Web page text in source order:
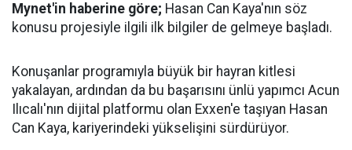
Mynet'in haberine göre; Hasan Can Kaya'nın söz
konusu projesiyle ilgili ilk bilgiler de gelmeye başladı.
Konuşanlar programıyla büyük bir hayran kitlesi
yakalayan, ardından da bu başarısını ünlü yapımcı Acun
Ilıcalı'nın dijital platformu olan Exxen'e taşıyan Hasan
Can Kaya, kariyerindeki yükselişini sürdürüyor.